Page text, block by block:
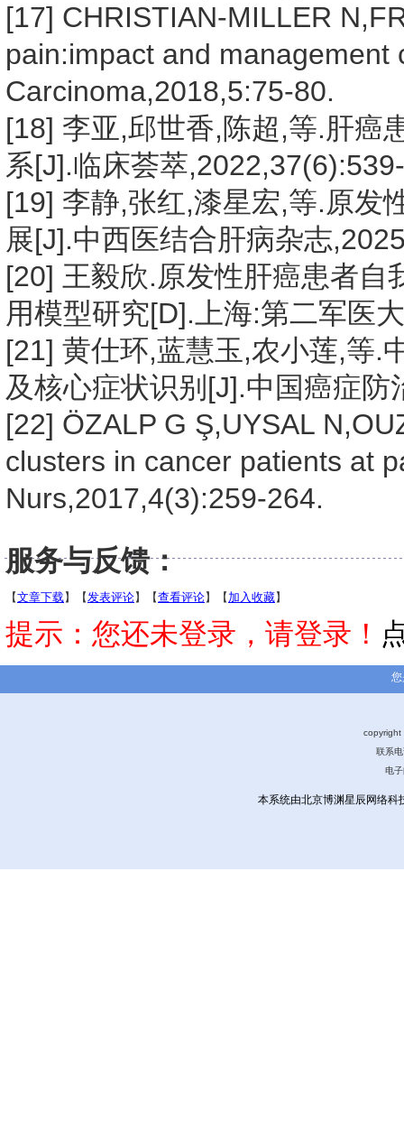
[17] CHRISTIAN-MILLER
pain:impact and management
Carcinoma,2018,5:75-80.
[18] 李亚,邱世香,陈超,等.肝癌
系[J].临床荟萃
[19] 李静,张红,漆星宏,等.原发
展[J].中西医结合肝病杂志
[20] 王毅欣.原发性肝癌患者自
用模型研究[D].上海:第二军医
[21] 黄仕环,蓝慧玉,农小莲,等.
及核心症状识别[J].中国癌症
[22] ÖZALP G Ş,UYSAL
clusters in cancer patients at
Nurs,2017,4(3):259-264.
服务与反馈：
【文章下载】【发表评论】【查看评论】【 加入收藏】
提示：您还未登录，请登录！
copyright
联系
电
本系统由北京博渊星辰网络科